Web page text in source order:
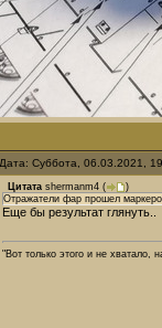
Дата: Суббота, 06.03.2021,
Цитата shermanm4 (
)
Отражатели фар прошел
Еще бы результат глянуть..
"Вот только этого и не